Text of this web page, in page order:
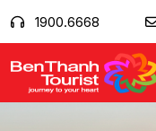
1900.6668